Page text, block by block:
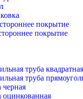
покрытие
покрытие
труба квадратная
труба
черная
оцинкованная